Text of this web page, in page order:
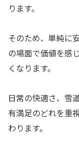
ります。
そのため、単純に
の場面で価値を感
くなります。
日常の快適さ、雪
有満足のどれを重
わります。